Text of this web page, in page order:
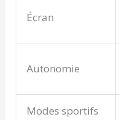
Écran
Autonomie
Modes sportifs